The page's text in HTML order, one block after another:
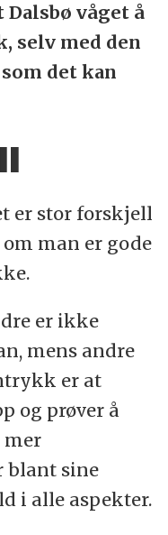
våget å
selv med den
det kan
er stor forskjell
man er gode
er ikke
mens andre
er at
og prøver å
mer
blant sine
i alle aspekter.